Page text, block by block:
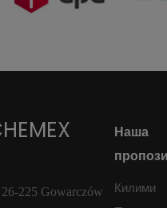
225 Gowarczów
Наша
Килими